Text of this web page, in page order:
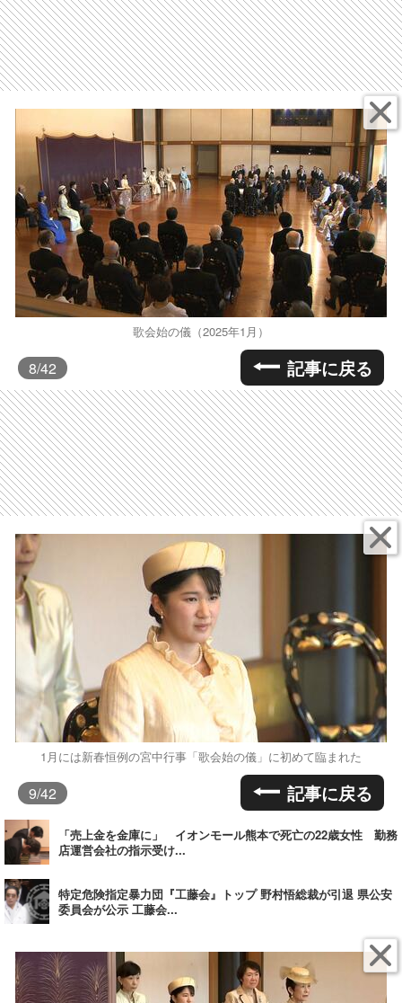
歌会始の儀（2025年1月）
8/42 記事に戻る
1月には新春恒例の宮中行事「歌会始の儀」に初めて臨まれた
9/42 記事に戻る
「売上金を金庫に」 イオンモール熊本で死亡の22歳女性 勤務
店運営会社の指示受け...
特定危険指定暴力団『工藤会』トップ 野村悟総裁が引退 県公安
委員会が公示 工藤会...